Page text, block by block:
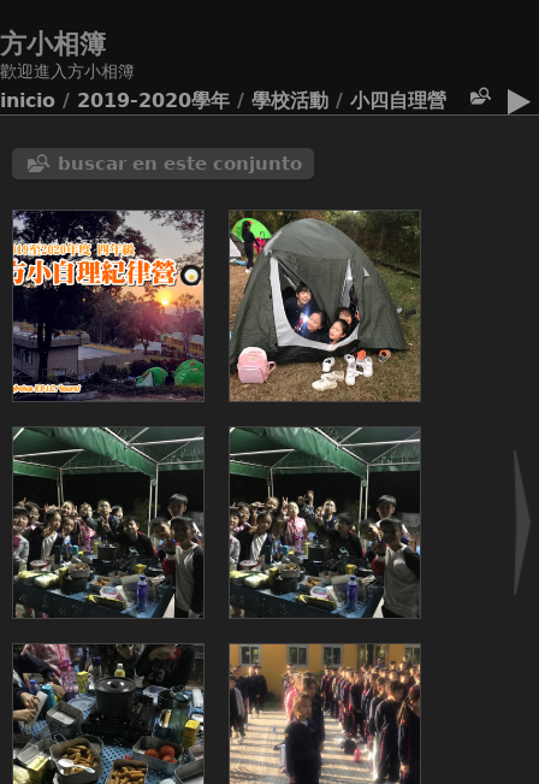
方小相簿
歡迎進入方小相簿
inicio / 2019-2020學年 / 學校活動 / 小四自理營
buscar en este conjunto